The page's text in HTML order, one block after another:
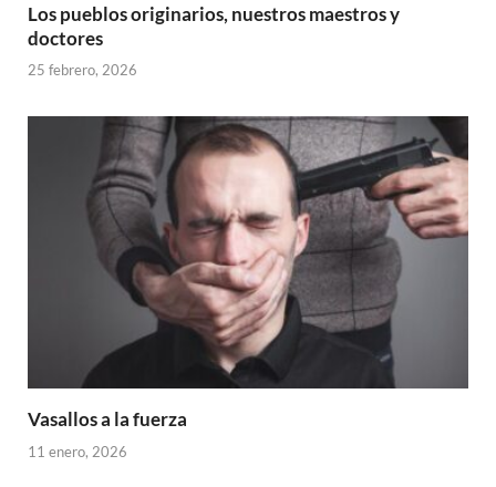
Los pueblos originarios, nuestros maestros y
doctores
25 febrero, 2026
Vasallos a la fuerza
11 enero, 2026